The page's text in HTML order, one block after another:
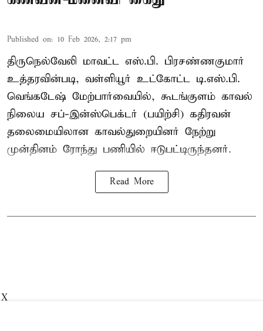
Published on: 10 Feb 2026, 2:17 pm
திருநெல்வேலி மாவட்ட எஸ்.பி. பிரசண்ணகுமார்
உத்தரவின்படி, வள்ளியூர் உட்கோட்ட டி.எஸ்.பி.
வெங்கடேஷ் மேற்பார்வையில், கூடங்குளம் காவல்
நிலைய சப்-இன்ஸ்பெக்டர் (பயிற்சி) கதிரவன்
தலைமையிலான காவல்துறையினர் நேற்று
முன்தினம் ரோந்து பணியில் ஈடுபட்டிருந்தனர்.
Read More
X